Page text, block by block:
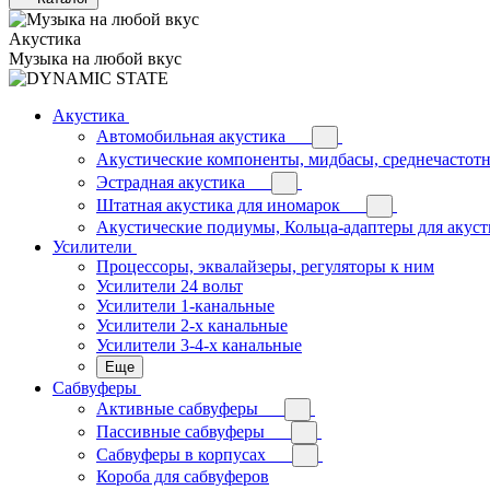
Акустика
Музыка на любой вкус
Акустика
Автомобильная акустика
Акустические компоненты, мидбасы,
Эстрадная акустика
Штатная акустика для иномарок
Акустические подиумы, Кольца-адаптеры для
Усилители
Процессоры, эквалайзеры, регуляторы к ним
Усилители 24 вольт
Усилители 1-канальные
Усилители 2-х канальные
Усилители 3-4-х канальные
Еще
Сабвуферы
Активные сабвуферы
Пассивные сабвуферы
Сабвуферы в корпусах
Короба для сабвуферов